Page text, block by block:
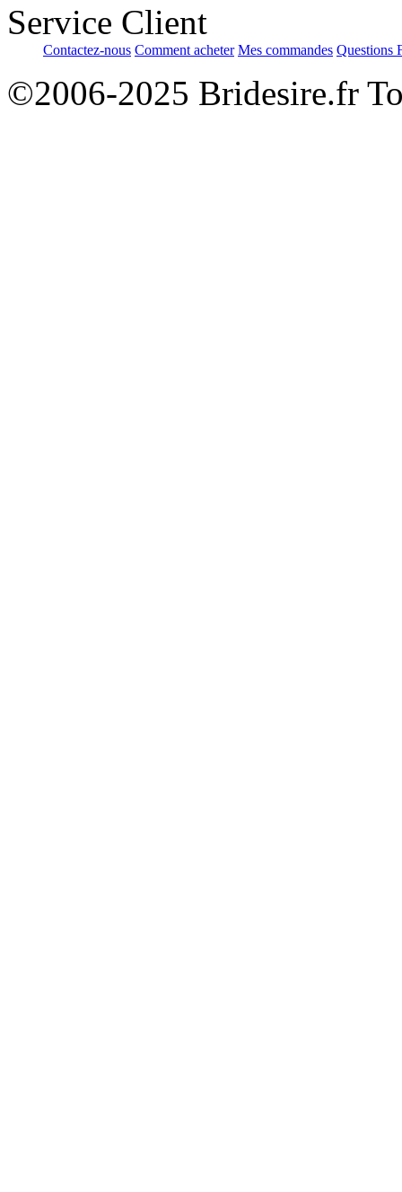
Service Client
Contactez-nous Comment acheter Mes commandes Questions
©2006-2025 Bridesire.fr